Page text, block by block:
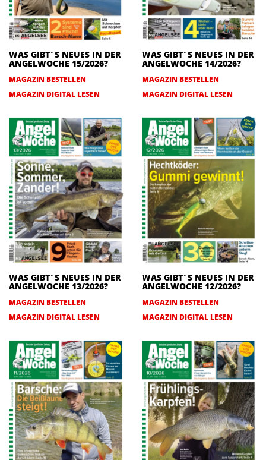
WAS GIBT´S NEUES IN DER
ANGELWOCHE 15/2026?
MAGAZIN BESTELLEN
MAGAZIN DIGITAL LESEN
WAS GIBT´S NEUES IN DER
ANGELWOCHE 14/2026?
MAGAZIN BESTELLEN
MAGAZIN DIGITAL LESEN
WAS GIBT´S NEUES IN DER
ANGELWOCHE 13/2026?
MAGAZIN BESTELLEN
MAGAZIN DIGITAL LESEN
WAS GIBT´S NEUES IN DER
ANGELWOCHE 12/2026?
MAGAZIN BESTELLEN
MAGAZIN DIGITAL LESEN